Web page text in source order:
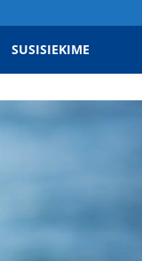
SUSISIEKIME